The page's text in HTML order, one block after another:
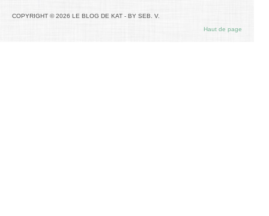
COPYRIGHT © 2026 LE BLOG DE KAT - BY SEB. V.
Haut de page